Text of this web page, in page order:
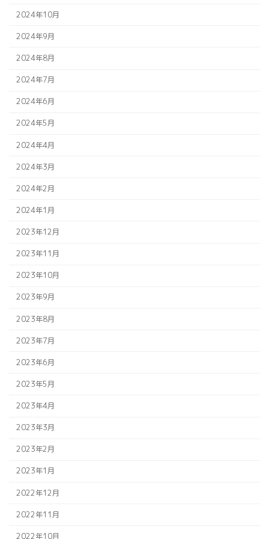
2024年10月
2024年9月
2024年8月
2024年7月
2024年6月
2024年5月
2024年4月
2024年3月
2024年2月
2024年1月
2023年12月
2023年11月
2023年10月
2023年9月
2023年8月
2023年7月
2023年6月
2023年5月
2023年4月
2023年3月
2023年2月
2023年1月
2022年12月
2022年11月
2022年10月